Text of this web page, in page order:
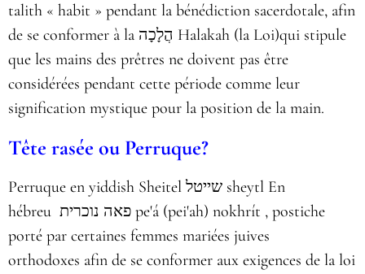
talith « habit » pendant la bénédiction sacerdotale, afin
de se conformer à la
Halakah (la Loi)qui stipule
que les mains des prêtres ne doivent pas être
considérées pendant cette période comme leur
signification mystique pour la position de la main.
Tête rasée ou Perruque?
Perruque en yiddish Sheitel שייטל sheytl En
hébreu פאה נוכרית pe'á (pei'ah) nokhrít , postiche
porté par certaines femmes mariées juives
orthodoxes afin de se conformer aux exigences de la loi